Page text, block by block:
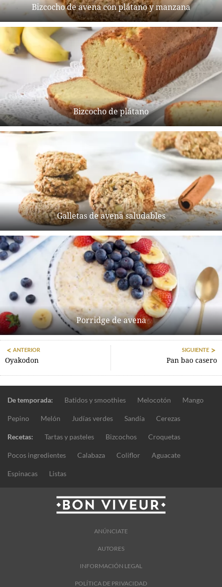
Bizcocho de avena con plátano y manzana
Bizcocho de plátano
Galletas de avena saludables
Porridge de avena
ANTERIOR
Oyakodon
SIGUIENTE
Pan bao casero
De temporada: Batidos y smoothies Melocotón Mango
Pepino Melón Judías verdes Sandía Cerezas
Recetas: Tartas y pasteles Bizcochos Croquetas
Pocos ingredientes Calabaza Coliflor Aguacate
Espinacas Listas
ANÚNCIATE
AUTORES
INFORMACIÓN LEGAL
POLÍTICA DE PRIVACIDAD